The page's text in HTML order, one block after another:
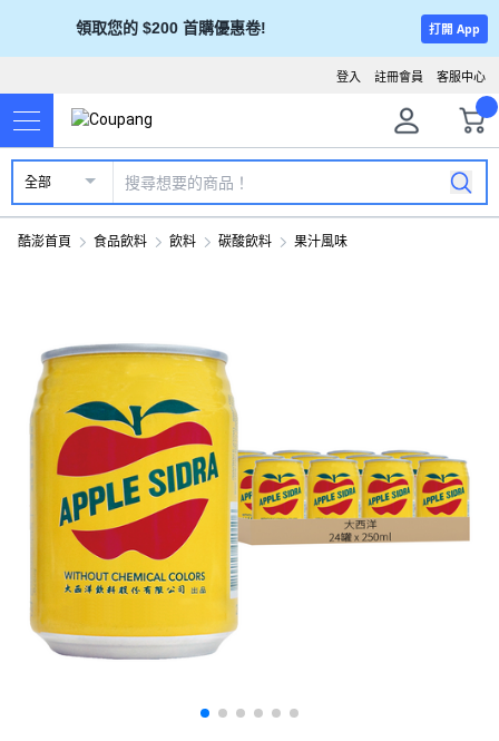
領取您的 $200 首購優惠卷! 打開 App
客服中心
註冊會員
登入
全部
酷澎首頁 食品飲料 飲料 碳酸飲料 果汁風味